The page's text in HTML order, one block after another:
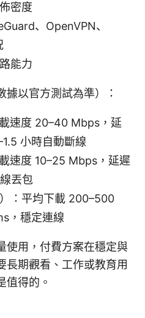
密度
、OpenVPN、
能力
據以官方測試為準）：
速度 20–40 Mbps，延
小時自動斷線
速度 10–25 Mbps，延遲
丟包
：平均下載 200–500
，穩定連線
使用，付費方案在穩定與
長期觀看、工作或教育用
值得的。